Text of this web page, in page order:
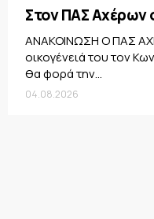
Στον ΠΑΣ Αχέρων
ΑΝΑΚΟΙΝΩΣΗ Ο ΠΑΣ
οικογένειά του τον
θα φορά την...
04.08.2026